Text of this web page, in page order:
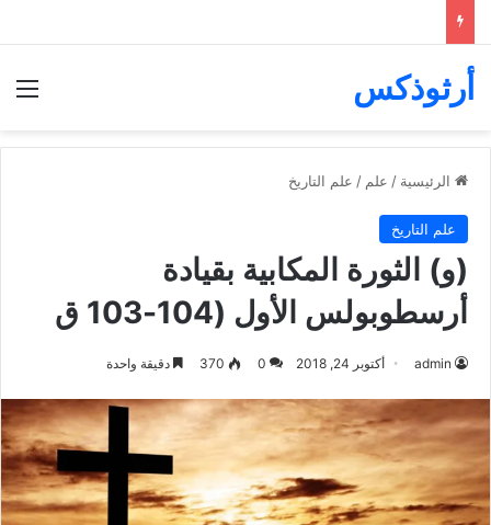
أرثوذكس
الرئيسية / علم / علم التاريخ
علم التاريخ
(و) الثورة المكابية بقيادة
أرسطوبولس الأول (104-103 ق
admin أكتوبر 24, 2018 0
370 دقيقة واحدة